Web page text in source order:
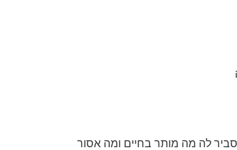
לה מה מותר בחיים ומה אסור